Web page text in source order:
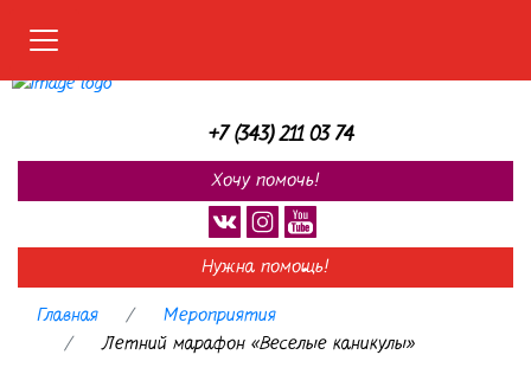
Меню
+7 (343) 211 03 74
Хочу помочь!
Нужна помощь!
Главная
Мероприятия
Летний марафон «Веселые каникулы»